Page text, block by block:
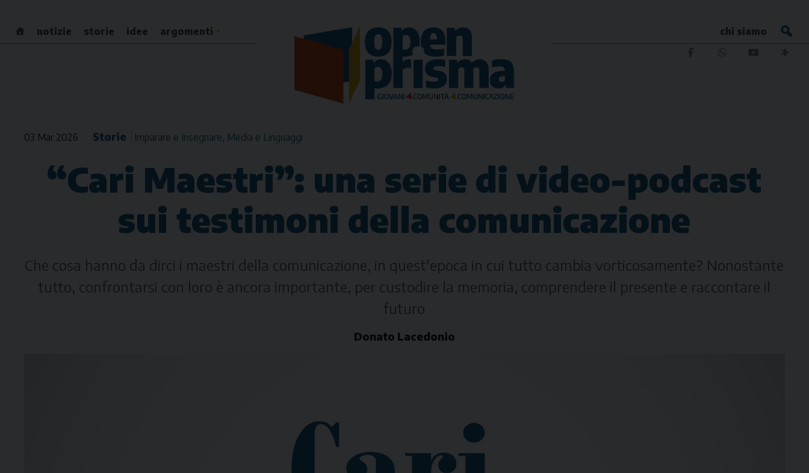
content
notizie storie idee argomenti chi siamo
03 Mar 2026 Storie Imparare e Insegnare Media e Linguaggi
“Cari Maestri”: una serie di video-podcast
sui testimoni della comunicazione
Che cosa hanno da dirci i maestri della comunicazione, in quest'epoca in cui tutto cambia vorticosamente? Nonostante
tutto, confrontarsi con loro è ancora importante, per custodire la memoria, comprendere il presente e raccontare il
futuro
Donato Lacedonio